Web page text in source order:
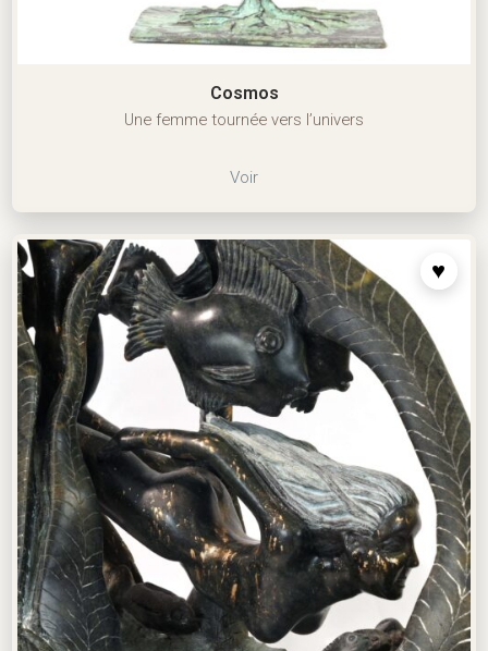
Cosmos
Une femme tournée vers l’univers
Voir